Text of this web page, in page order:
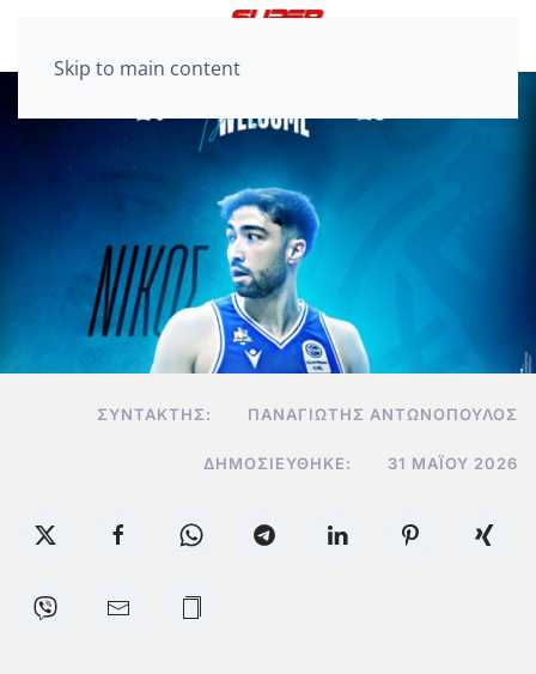
Skip to main content
ΣΥΝΤΆΚΤΗΣ: ΠΑΝΑΓΙΏΤΗΣ ΑΝΤΩΝΌΠΟΥΛΟΣ
ΔΗΜΟΣΙΕΎΘΗΚΕ: 31 ΜΑΪ́ΟΥ 2026